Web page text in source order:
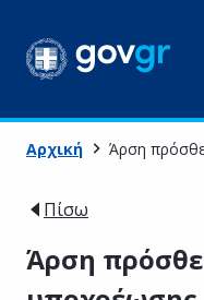
Αρχική Άρση
Πίσω
Άρση